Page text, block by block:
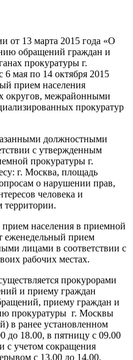
от 13 марта 2015 года «О
обращений граждан и
прокуратуры г.
мая по 14 октября 2015
прием населения
округов, межрайонными
прокуратур
должностными
с утвержденным
прокуратуры г.
г. Москва, площадь
о нарушении прав,
человека и
территории.
населения в приемной
еженедельный прием
лицами в соответствии с
рабочих местах.
прокурорами
и приему граждан
приему граждан и
прокуратуры г. Москвы
в ранее установленном
до 18.00, в пятницу с 09.00
с учетом сокращения
с 13.00 до 14.00.